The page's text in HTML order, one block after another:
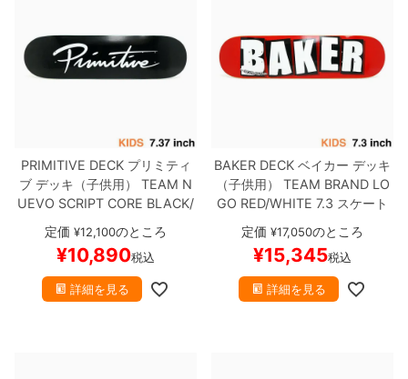
PRIMITIVE DECKプリミティ
ブ デッキ（子供用） TEAM N
UEVO SCRIPT CORE BLACK/
WHITE 7.37
ケボー
定価 ¥12,100のところ
¥10,890税込
詳細を見る
BAKER DECK ベイカー デッキ
（子供用）
TEAM BRAND LO
GO RED/WHITE 7.3 スケート
定価 ¥17,050のところ
¥15,345税込
詳細を見る